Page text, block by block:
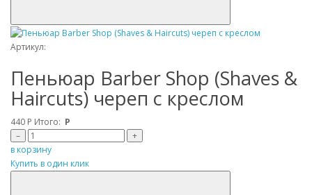
Артикул:
Пеньюар Barber Shop (Shaves &
Haircuts) череп с креслом
440 Р Итого: Р
–
+
в корзину
Купить в один клик